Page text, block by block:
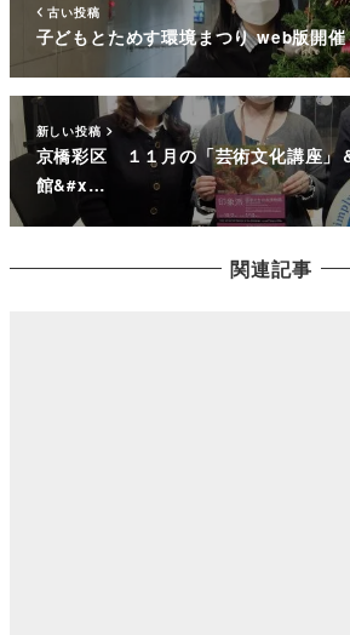
古い投稿
子どもとためす環境まつり web版開
新しい投稿
京橋彩区 １１月の「芸術文化講座」
館&#x…
関連記事